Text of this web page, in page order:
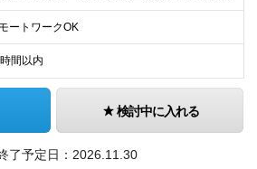
ートワークOK
間以内
検討中に入れる
了予定日： 2026.11.30